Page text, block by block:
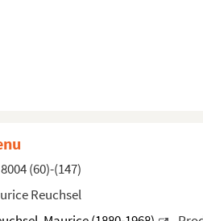
(60)-(147)
Reuchsel